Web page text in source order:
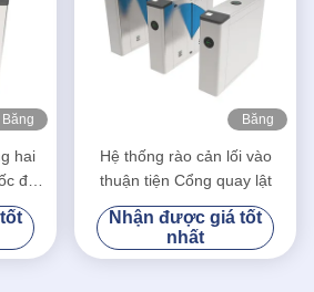
Băng
hai
độ
Băng
Hệ thống rào cản lối vào
thuận tiện Cổng quay lật
Nhận được giá tốt
nhất